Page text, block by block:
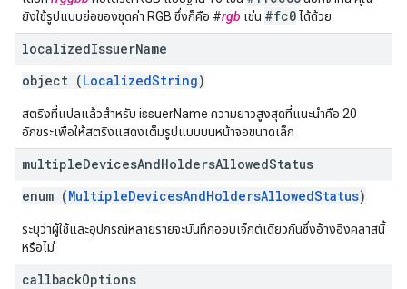
ยังใช้รูปแบบย่อของชุดค่า RGB ซึ่งก็คือ #rgb เช่น #fc0 ได้ด้วย
localizedIssuerName
object (LocalizedString)
สตริงที่แปลแล้วสำหรับ issuerName ความยาวสูงสุดที่แนะนำคือ 20
อักขระเพื่อให้สตริงแสดงเต็มรูปแบบบนหน้าจอขนาดเล็ก
multipleDevicesAndHoldersAllowedStatus
enum (MultipleDevicesAndHoldersAllowedStatus)
ระบุว่าผู้ใช้และอุปกรณ์หลายรายจะบันทึกออบเจ็กต์เดียวกันซึ่งอ้างอิงคลาสนี้
หรือไม่
callbackOptions